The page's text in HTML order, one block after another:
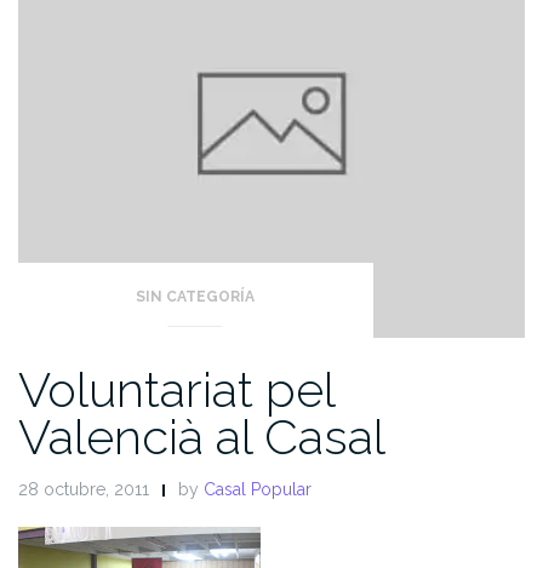
SIN CATEGORÍA
Voluntariat pel
Valencià al Casal
28 octubre, 2011 by Casal Popular